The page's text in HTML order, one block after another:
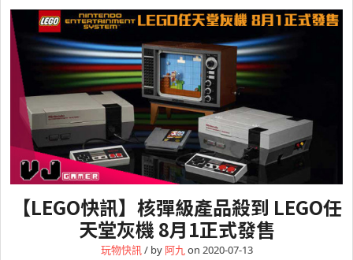
【LEGO快訊】核彈級產品殺到 LEGO任
天堂灰機 8月1正式發售
玩物快訊/ by 阿九on 2020-07-13